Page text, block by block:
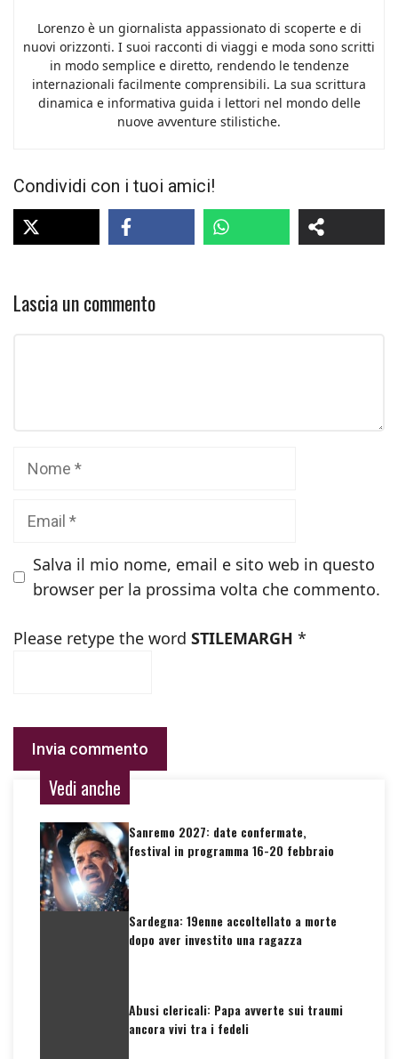
Lorenzo è un giornalista appassionato di scoperte e di
nuovi orizzonti. I suoi racconti di viaggi e moda sono scritti
in modo semplice e diretto, rendendo le tendenze
internazionali facilmente comprensibili. La sua scrittura
dinamica e informativa guida i lettori nel mondo delle
nuove avventure stilistiche.
Condividi con i tuoi amici!
Lascia un commento
Salva il mio nome, email e sito web in questo
browser per la prossima volta che commento.
Please retype the word STILEMARGH *
Vedi anche
Sanremo 2027: date confermate,
festival in programma 16-20 febbraio
Sardegna: 19enne accoltellato a morte
dopo aver investito una ragazza
Abusi clericali: Papa avverte sui traumi
ancora vivi tra i fedeli